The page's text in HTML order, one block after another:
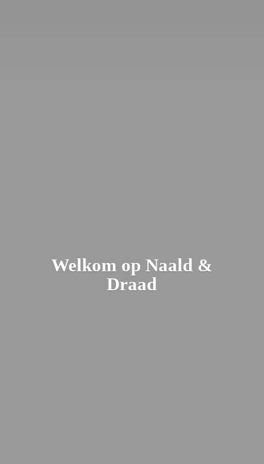
Welkom op Naald &
Draad